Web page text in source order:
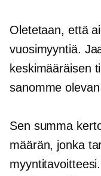
Oletetaan, että
vuosimyyntiä.
keskimääräisen
sanomme
Sen summa
määrän, jonka